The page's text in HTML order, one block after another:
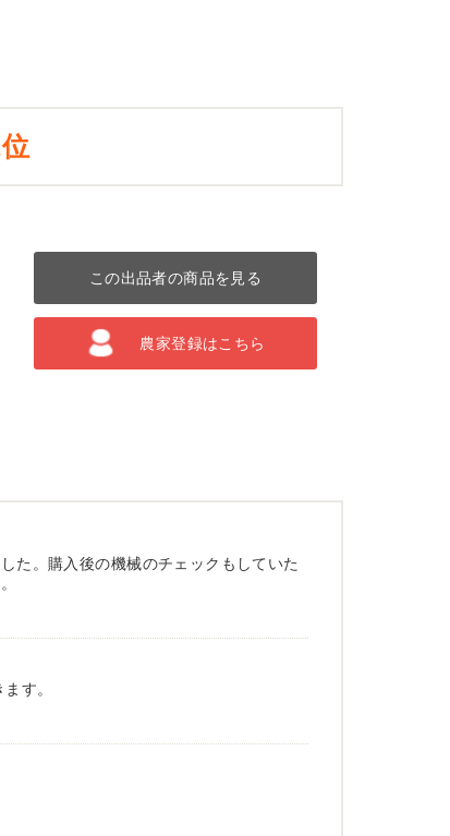
この出品者の商品を見る
農家登録はこちら
た。購入後の機械のチェックもしていた
す。